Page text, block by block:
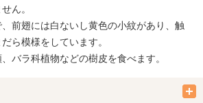
ん。
前翅には白ないし黄色の小紋があり、触
ら模様をしています。
バラ科植物などの樹皮を食べます。